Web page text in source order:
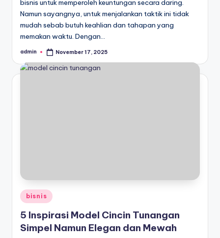
bisnis untuk memperoleh keuntungan secara daring.
Namun sayangnya, untuk menjalankan taktik ini tidak
mudah sebab butuh keahlian dan tahapan yang
memakan waktu. Dengan…
Posted
admin November 17, 2025
Posted
bisnis
5 Inspirasi Model Cincin Tunangan
Simpel Namun Elegan dan Mewah